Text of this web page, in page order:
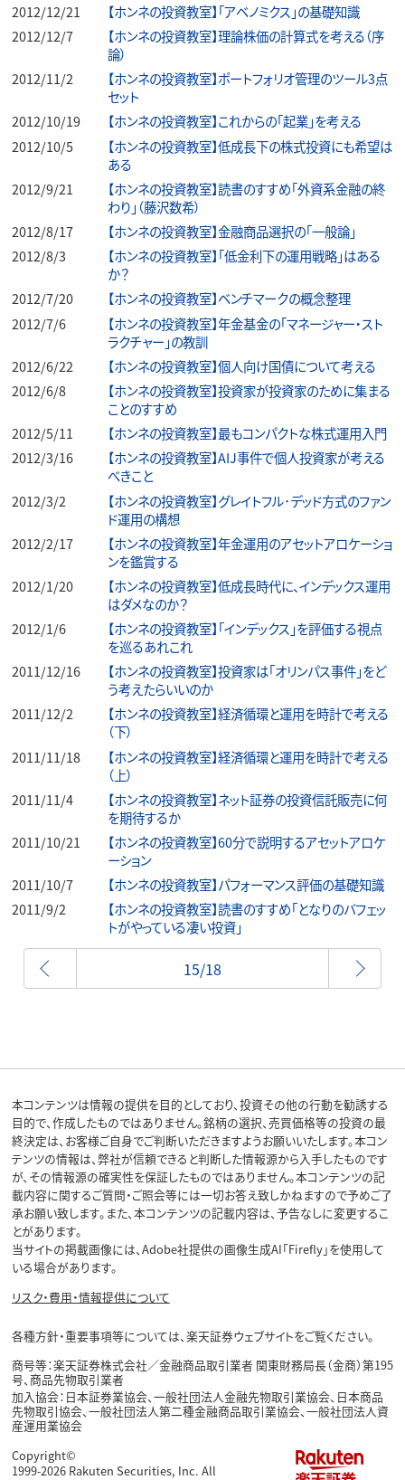
2012/12/21
【ホンネの投資教室】「アベノミクス」の基礎知識
2012/12/7
【ホンネの投資教室】理論株価の計算式を考える（序
論）
2012/11/2
【ホンネの投資教室】ポートフォリオ管理のツール3点
セット
2012/10/19
【ホンネの投資教室】これからの「起業」を考える
2012/10/5
【ホンネの投資教室】低成長下の株式投資にも希望は
ある
2012/9/21
【ホンネの投資教室】読書のすすめ「外資系金融の終
わり」（藤沢数希）
2012/8/17
【ホンネの投資教室】金融商品選択の「一般論」
2012/8/3
【ホンネの投資教室】「低金利下の運用戦略」はある
か？
2012/7/20
【ホンネの投資教室】ベンチマークの概念整理
2012/7/6
【ホンネの投資教室】年金基金の「マネージャー・スト
ラクチャー」の教訓
2012/6/22
【ホンネの投資教室】個人向け国債について考える
2012/6/8
【ホンネの投資教室】投資家が投資家のために集まる
ことのすすめ
2012/5/11
【ホンネの投資教室】最もコンパクトな株式運用入門
2012/3/16
【ホンネの投資教室】AIJ事件で個人投資家が考える
べきこと
2012/3/2
【ホンネの投資教室】グレイトフル･デッド方式のファン
ド運用の構想
2012/2/17
【ホンネの投資教室】年金運用のアセットアロケーショ
ンを鑑賞する
2012/1/20
【ホンネの投資教室】低成長時代に、インデックス運用
はダメなのか？
2012/1/6
【ホンネの投資教室】「インデックス」を評価する視点
を巡るあれこれ
2011/12/16
【ホンネの投資教室】投資家は「オリンパス事件」をど
う考えたらいいのか
2011/12/2
【ホンネの投資教室】経済循環と運用を時計で考える
（下）
2011/11/18
【ホンネの投資教室】経済循環と運用を時計で考える
（上）
2011/11/4
【ホンネの投資教室】ネット証券の投資信託販売に何
を期待するか
2011/10/21
【ホンネの投資教室】60分で説明するアセットアロケ
ーション
2011/10/7
【ホンネの投資教室】パフォーマンス評価の基礎知識
2011/9/2
【ホンネの投資教室】読書のすすめ「となりのバフェッ
トがやっている凄い投資」
前へ
15/18
本コンテンツは情報の提供を目的としており、投資その他の行動を勧誘する
目的で、作成したものではありません。銘柄の選択、売買価格等の投資の最
終決定は、お客様ご自身でご判断いただきますようお願いいたします。本コン
テンツの情報は、弊社が信頼できると判断した情報源から入手したものです
が、その情報源の確実性を保証したものではありません。本コンテンツの記
載内容に関するご質問・ご照会等には一切お答え致しかねますので予めご了
承お願い致します。また、本コンテンツの記載内容は、予告なしに変更するこ
とがあります。
当サイトの掲載画像には、Adobe社提供の画像生成AI「Firefly」を使用して
いる場合があります。
リスク・費用・情報提供について
各種方針・重要事項等については、楽天証券ウェブサイトをご覧ください。
商号等：楽天証券株式会社／金融商品取引業者 関東財務局長（金商）第195
号、商品先物取引業者
加入協会：日本証券業協会、一般社団法人金融先物取引業協会、日本商品
先物取引協会、一般社団法人第二種金融商品取引業協会、一般社団法人資
産運用業協会
Copyright©
1999-2026 Rakuten Securities, Inc. All